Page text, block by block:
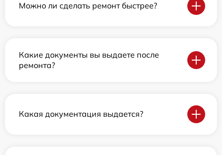
Можно ли сделать ремонт быстрее?
Какие документы вы выдаете после
ремонта?
Какая документация выдается?